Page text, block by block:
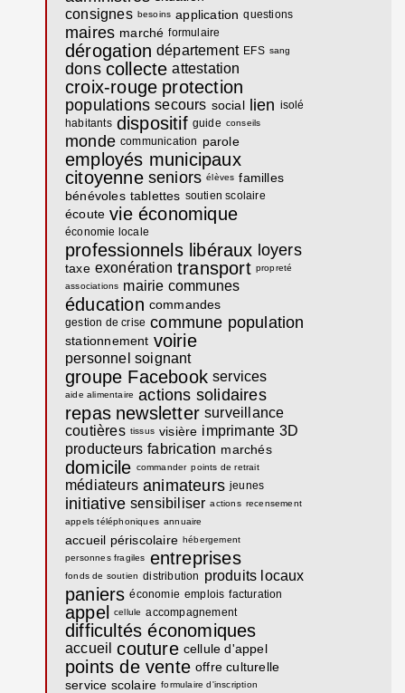
consignes besoins application questions
maires marché formulaire
dérogation département EFS sang
dons collecte attestation
croix-rouge protection
populations secours social lien isolé
habitants dispositif guide conseils
monde communication parole
employés municipaux
citoyenne seniors élèves familles
bénévoles tablettes soutien scolaire
écoute vie économique
économie locale
professionnels libéraux loyers
taxe exonération transport propreté
associations mairie communes
éducation commandes
gestion de crise commune population
stationnement voirie
personnel soignant
groupe Facebook services
aide alimentaire actions solidaires
repas newsletter surveillance
coutières tissus visière imprimante 3D
producteurs fabrication marchés
domicile commander points de retrait
médiateurs animateurs jeunes
initiative sensibiliser actions recensement
appels téléphoniques annuaire
accueil périscolaire hébergement
personnes fragiles entreprises
fonds de soutien distribution produits locaux
paniers économie emplois facturation
appel cellule accompagnement
difficultés économiques
accueil couture cellule d'appel
points de vente offre culturelle
service scolaire formulaire d'inscription